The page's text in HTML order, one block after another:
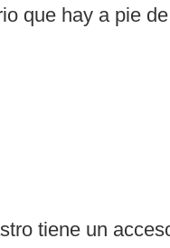
que hay a pie
tiene un